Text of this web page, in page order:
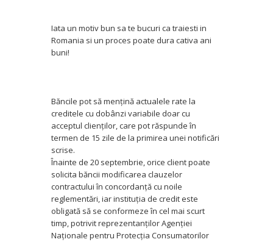
Iata un motiv bun sa te bucuri ca traiesti in
Romania si un proces poate dura cativa ani
buni!
Băncile pot să menţină actualele rate la
creditele cu dobânzi variabile doar cu
acceptul clienţilor, care pot răspunde în
termen de 15 zile de la primirea unei notificări
scrise.
Înainte de 20 septembrie, orice client poate
solicita băncii modificarea clauzelor
contractului în concordanţă cu noile
reglementări, iar instituţia de credit este
obligată să se conformeze în cel mai scurt
timp, potrivit reprezentanţilor Agenţiei
Naţionale pentru Protecţia Consumatorilor